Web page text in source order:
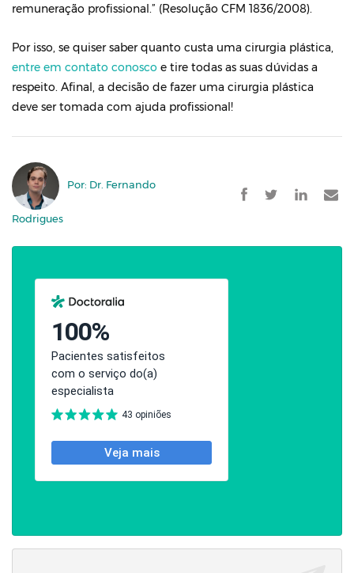
remuneração profissional.” (Resolução CFM 1836/2008).
Por isso, se quiser saber quanto custa uma cirurgia plástica,
entre em contato conosco e tire todas as suas dúvidas a
respeito. Afinal, a decisão de fazer uma cirurgia plástica
deve ser tomada com ajuda profissional!
Por: Dr. Fernando
Rodrigues